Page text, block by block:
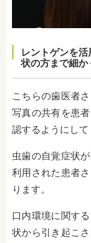
レントゲンを
状の方まで細か
こちらの歯医者
写真の共有を患
認するようにして
虫歯の自覚症状
利用された患者
ります。
口内環境に関す
状から引き起こ